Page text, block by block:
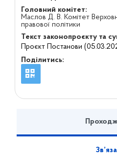
Головний комітет:
Маслов Д. В. Комітет
правової політики
Текст законопроєкту та
Проєкт Постанови
Поділитись: